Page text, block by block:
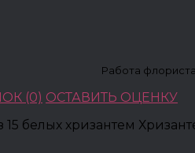
Работа
(0) ОСТАВИТЬ ОЦЕНКУ
15 белых хризантем